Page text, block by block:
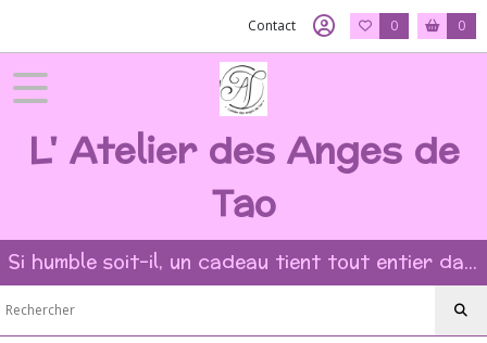
Contact 0 0
L' Atelier des Anges de
Tao
Si humble soit-il, un cadeau tient tout entier dans l'intention et la beauté du geste ?